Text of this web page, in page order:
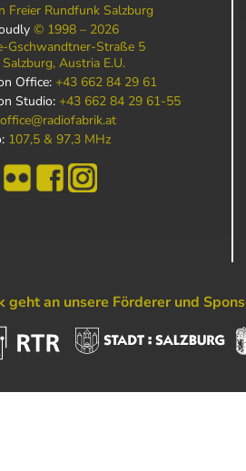
Freier Rundfunk Salzburg
© 1998 – 2026
Gschwandtner-Straße 5
Austria E.U.
Office: +43 662 84 29 61
Studio: +43 662 84 29 61-55
office@radiofabrik.at
107,5 & 97,3 MHz
geht an unsere Förderer und